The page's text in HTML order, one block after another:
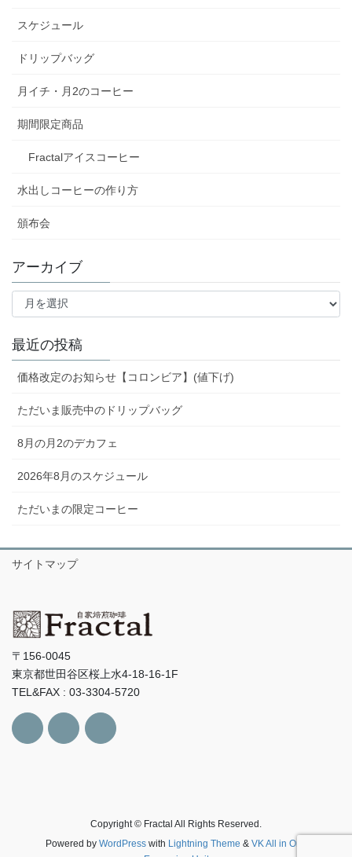
スケジュール
ドリップバッグ
月イチ・月2のコーヒー
期間限定商品
Fractalアイスコーヒー
水出しコーヒーの作り方
頒布会
アーカイブ
ア
イ
ブ
最近の投稿
価格改定のお知らせ【コロンビア】(値下げ)
ただいま販売中のドリップバッグ
8月の月2のデカフェ
2026年8月のスケジュール
ただいまの限定コーヒー
サイトマップ
〒156-0045
東京都世田谷区桜上水4-18-16-1F
TEL&FAX : 03-3304-5720
Copyright © Fractal All Rights Reserved.
Powered by WordPresswith Lightning Theme & VK All in One